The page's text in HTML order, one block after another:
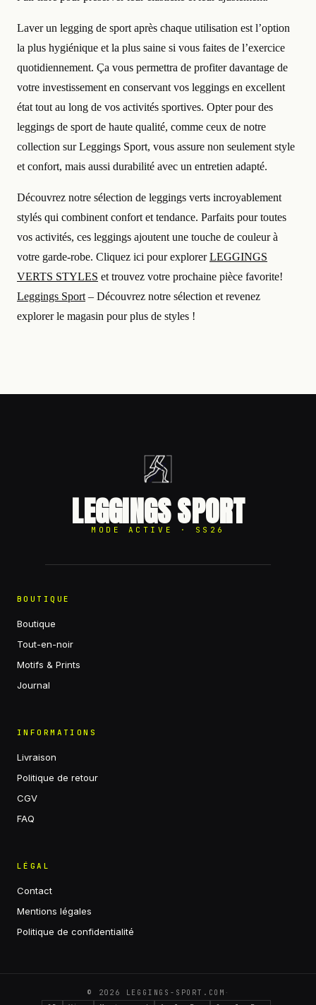
Laver un legging de sport après chaque utilisation est l’option
la plus hygiénique et la plus saine si vous faites de l’exercice
quotidiennement. Ça vous permettra de profiter davantage de
votre investissement en conservant vos leggings en excellent
état tout au long de vos activités sportives. Opter pour des
leggings de sport de haute qualité, comme ceux de notre
collection sur Leggings Sport, vous assure non seulement style
et confort, mais aussi durabilité avec un entretien adapté.
Découvrez notre sélection de leggings verts incroyablement
stylés qui combinent confort et tendance. Parfaits pour toutes
vos activités, ces leggings ajoutent une touche de couleur à
votre garde-robe. Cliquez ici pour explorerLEGGINGS
VERTS STYLES et trouvez votre prochaine pièce favorite!
Leggings Sport – Découvrez notre sélection et revenez
explorer le magasin pour plus de styles !
LEGGINGS SPORT
MODE ACTIVE · SS26
BOUTIQUE
Boutique
Tout-en-noir
Motifs & Prints
Journal
INFORMATIONS
Livraison
Politique de retour
CGV
FAQ
LÉGAL
Contact
Mentions légales
Politique de confidentialité
© 2026 LEGGINGS-SPORT.COM ·